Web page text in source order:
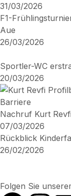
31/03/2026
F1-
Aue
26/03/2026
Sportler-WC
20/03/2026
Nachruf Kurt Revfi
07/03/2026
Rückblick
26/02/2026
Folgen Sie